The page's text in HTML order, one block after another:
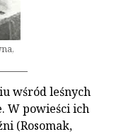
wśród leśnych
W powieści ich
(Rosomak,